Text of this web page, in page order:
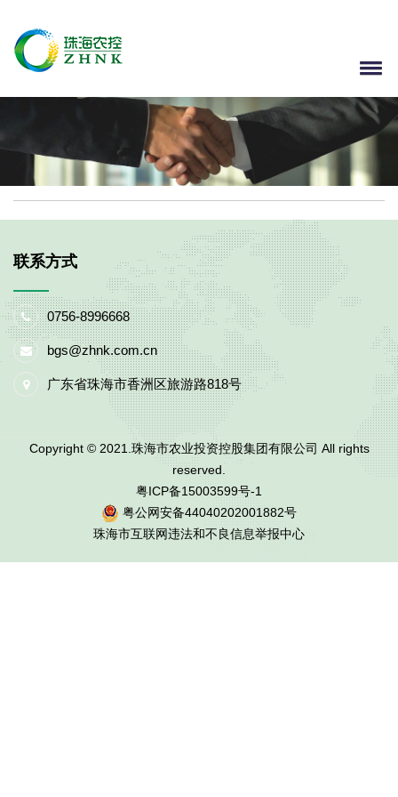
联系方式
0756-8996668
bgs@zhnk.com.cn
广东省珠海市香洲区旅游路818号
Copyright © 2021.珠海市农业投资控股集团有限公司 All rights
reserved.
粤ICP备15003599号-1
粤公网安备44040202001882号
珠海市互联网违法和不良信息举报中心